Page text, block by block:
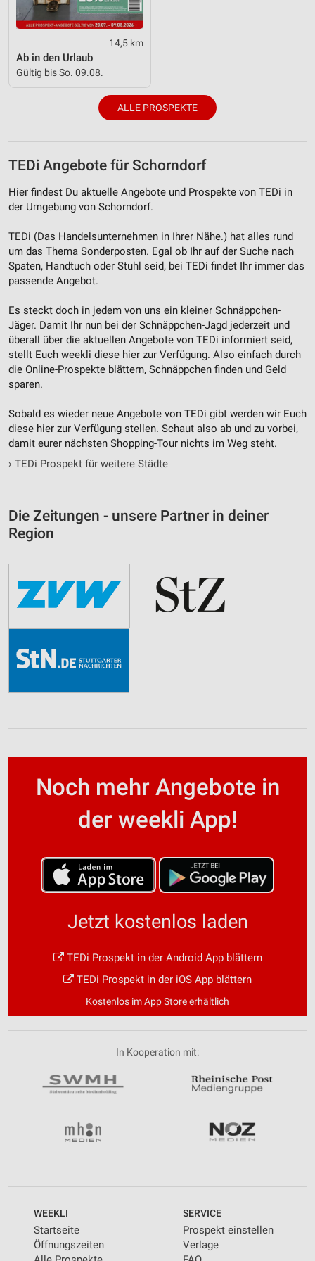
14,5 km
Ab in den Urlaub
Gültig bis So. 09.08.
ALLE PROSPEKTE
TEDi Angebote für Schorndorf
Hier findest Du aktuelle Angebote und Prospekte von TEDi in
der Umgebung von Schorndorf.
TEDi (Das Handelsunternehmen in Ihrer Nähe.) hat alles rund
um das Thema Sonderposten. Egal ob Ihr auf der Suche nach
Spaten, Handtuch oder Stuhl seid, bei TEDi findet Ihr immer das
passende Angebot.
Es steckt doch in jedem von uns ein kleiner Schnäppchen-
Jäger. Damit Ihr nun bei der Schnäppchen-Jagd jederzeit und
überall über die aktuellen Angebote von TEDi informiert seid,
stellt Euch weekli diese hier zur Verfügung. Also einfach durch
die Online-Prospekte blättern, Schnäppchen finden und Geld
sparen.
Sobald es wieder neue Angebote von TEDi gibt werden wir Euch
diese hier zur Verfügung stellen. Schaut also ab und zu vorbei,
damit eurer nächsten Shopping-Tour nichts im Weg steht.
› TEDi Prospekt für weitere Städte
Die Zeitungen - unsere Partner in deiner
Region
Noch mehr Angebote in
der weekli App!
Jetzt kostenlos laden
TEDi Prospekt in der Android App blättern
TEDi Prospekt in der iOS App blättern
Kostenlos im App Store erhältlich
In Kooperation mit:
WEEKLI
Startseite
Öffnungszeiten
SERVICE
Prospekt einstellen
Verlage
Verwendung von Profilen zur Auswahl
personalisierter Inhalte
Messung der Werbeleistung
Messung der Performance von Inhalten
Analyse von Zielgruppen durch Statistiken oder
Kombinationen von Daten aus verschiedenen
Entwicklung und Verbesserung der Angebote
Verwendung reduzierter Daten zur Auswahl von
Inhalten
Verwendung genauer Standortdaten
Geräte anhand von aktiv angeforderten
Informationen identifizieren
Nicht-IAB-Verarbeitungszwecke:
Notwendig
Performance
Funktional
Werbung